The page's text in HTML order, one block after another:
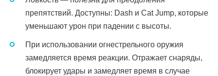
препятствий. Доступны: Dash и Cat Jump, которые
уменьшают урон при падении с высоты.
При использовании огнестрельного оружия
замедляется время реакции. Отражает снаряды,
блокирует удары и замедляет время в случае